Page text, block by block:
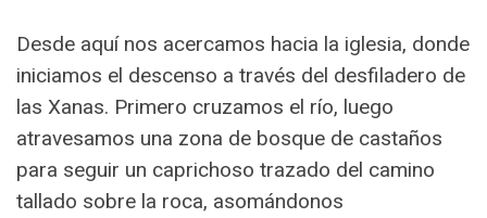
Desde aquí nos acercamos hacia la iglesia, donde
iniciamos el descenso a través del desfiladero de
las Xanas. Primero cruzamos el río, luego
atravesamos una zona de bosque de castaños
para seguir un caprichoso trazado del camino
tallado sobre la roca, asomándonos